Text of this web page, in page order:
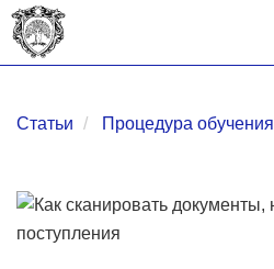
Статьи Процедура обучения